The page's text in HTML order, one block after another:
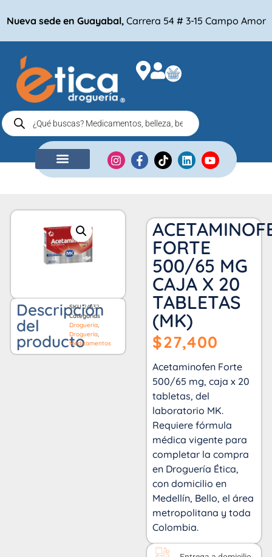
Nueva sede en Guayabal, Carrera 54 # 3-15 Campo Amor
Descripción
del
producto
SKU24632
Categorías
Droguería
Droguería
Medicamentos
FORTE
500/65 MG
CAJA X 20
TABLETAS
(MK)
$27,400
Acetaminofen Forte
500/65 mg, caja x 20
tabletas, del
laboratorio MK.
Requiere fórmula
médica vigente para
completar la compra
en Droguería Ética,
con domicilio en
Medellín, Bello, el área
metropolitana y toda
Colombia.